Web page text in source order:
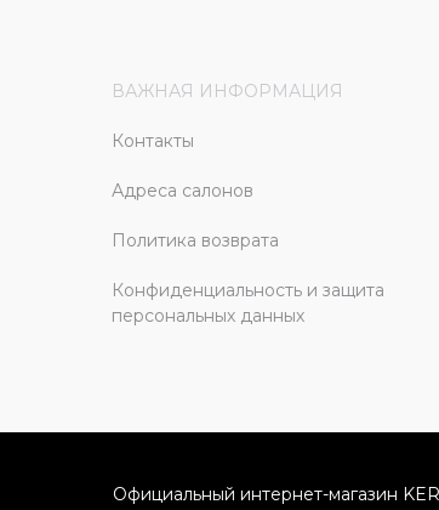
ВАЖНАЯ ИНФОРМАЦИЯ
Контакты
Адреса салонов
Политика возврата
Конфиденциальность и защита
персональных данных
Официальный интернет-магазин